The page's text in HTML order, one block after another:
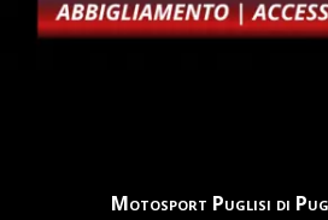
Motosport Puglisi di